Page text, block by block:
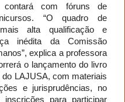
com fóruns de
“O quadro de
alta qualificação e
inédita da Comissão
explica a professora
o lançamento do livro
LAJUSA, com materiais
e jurisprudências, no
para participar